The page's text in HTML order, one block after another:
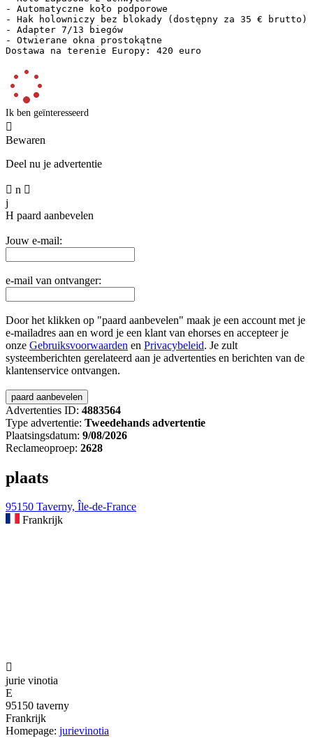
- Automatyczne koło podporowe
- Hak holowniczy bez blokady (dostępny za 35 € brutto)
- Adapter 7/13 biegów
- Otwierane okna prostokątne
Dostawa na terenie Europy: 420 euro
Ik ben geïnteresseerd

Bewaren
Deel nu je advertentie
 n 
j
H paard aanbevelen
Jouw e-mail:
e-mail van ontvanger:
Door het klikken op "paard aanbevelen" maak je een account met je
e-mailadres aan en word je een klant van ehorses en accepteer je
onze Gebruiksvoorwaarden en Privacybeleid. Je zult
systeemberichten gerelateerd aan je advertenties en berichten van de
klantenservice ontvangen.
Advertenties ID: 4883564
Type advertentie: Tweedehands advertentie
Plaatsingsdatum: 9/08/2026
Reclameoproep: 2628
plaats
95150 Taverny, Île-de-France
Frankrijk

jurie vinotia
E
95150 taverny
Frankrijk
Homepage: jurievinotia